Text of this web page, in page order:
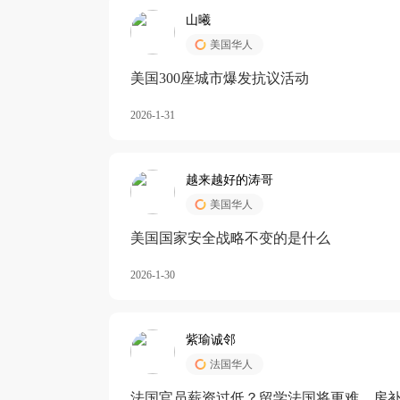
山曦
美国华人
美国300座城市爆发抗议活动
2026-1-31
越来越好的涛哥
美国华人
美国国家安全战略不变的是什么
2026-1-30
紫瑜诚邻
法国华人